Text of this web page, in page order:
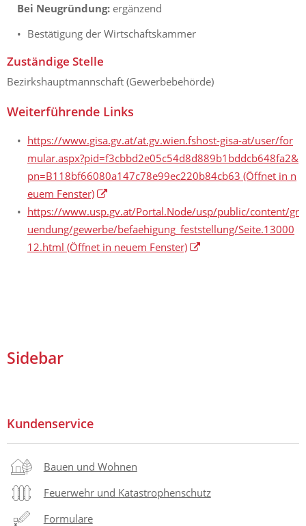
Bei Neugründung: ergänzend
Bestätigung der Wirtschaftskammer
Zuständige Stelle
Bezirkshauptmannschaft (Gewerbebehörde)
Weiterführende Links
https://www.gisa.gv.at/at.gv.wien.fshost-gisa-at/user/for
mular.aspx?pid=f3cbbd2e05c54d8d889b1bddcb648fa2&
pn=B118bf66080a147c78e99ec220b84cb63 (Öffnet in n
euem Fenster)
https://www.usp.gv.at/Portal.Node/usp/public/content/gr
uendung/gewerbe/befaehigung_feststellung/Seite.13000
12.html (Öffnet in neuem Fenster)
Sidebar
Kundenservice
Bauen und Wohnen
Feuerwehr und Katastrophenschutz
Formulare